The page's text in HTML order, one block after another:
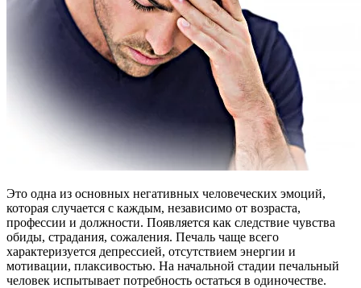
Это одна из основных негативных человеческих эмоций,
которая случается с каждым, независимо от возраста,
профессии и должности. Появляется как следствие чувства
обиды, страдания, сожаления. Печаль чаще всего
характеризуется депрессией, отсутствием энергии и
мотивации, плаксивостью. На начальной стадии печальный
человек испытывает потребность остаться в одиночестве.